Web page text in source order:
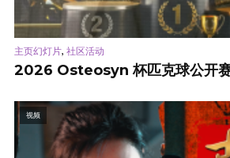
主页幻灯片, 社区活动
2026 Osteosyn 杯匹克球公开
视频